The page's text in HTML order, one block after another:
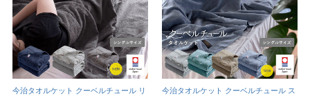
今治タオルケット クーベルチュール リ
今治タオルケット クーベルチュール ス